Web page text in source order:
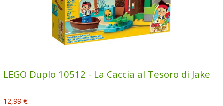
LEGO Duplo 10512 - La Caccia al Tesoro di Jake
12,99 €